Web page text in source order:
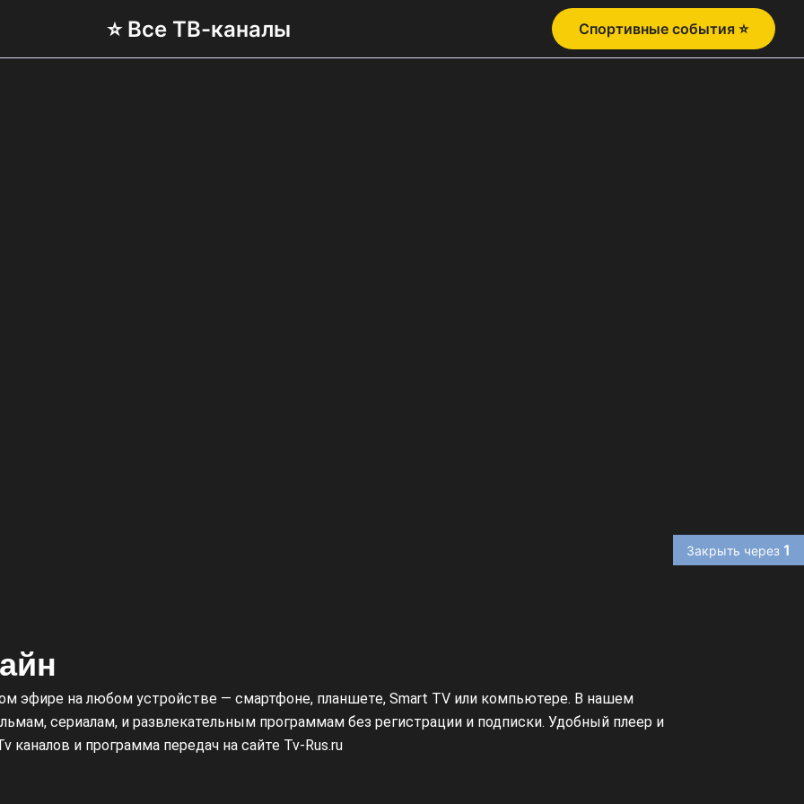
Закрыть через 1
⭐ Все ТВ-каналы Спортивные события ⭐
эфире на любом устройстве — смартфоне, планшете, Smart TV или компьютере. В нашем
сериалам, и развлекательным программам без регистрации и подписки. Удобный плеер и
и программа передач на сайте Tv-Rus.ru